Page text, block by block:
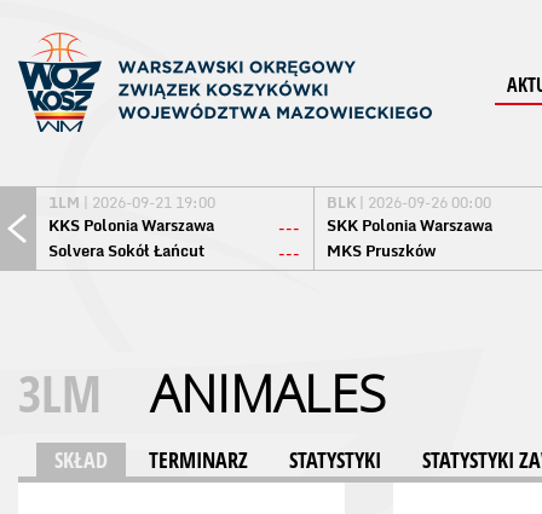
1LM | 2026-09-21 19:00
KKS Polonia Warszawa
---
Solvera Sokół Łańcut
---
BLK | 2026-09-26 00:00
SKK Polonia Warszawa
MKS Pruszków
3LM ANIMALES
SKŁAD TERMINARZ STATYSTYKI STATYSTYKI